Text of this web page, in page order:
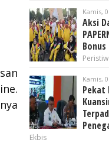
Kamis,
Aksi
Bonus
Kamis,
Pekat
Ekbis